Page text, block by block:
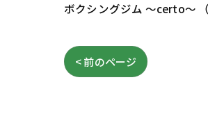
ボクシングジム ～certo～
< 前のページ